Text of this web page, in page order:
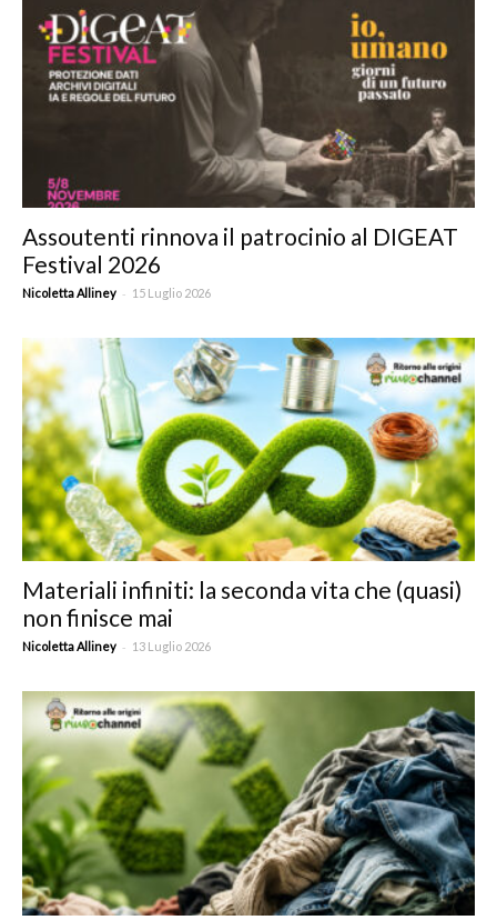
Assoutenti rinnova il patrocinio al DIGEAT
Festival 2026
Nicoletta Alliney - 15 Luglio 2026
Materiali infiniti: la seconda vita che (quasi)
non finisce mai
Nicoletta Alliney - 13 Luglio 2026